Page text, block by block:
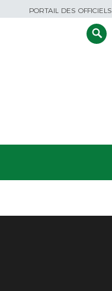
PORTAIL DES OFFICIELS